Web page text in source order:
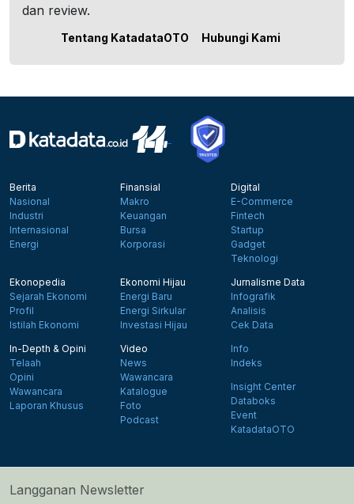
dan review.
Tentang KatadataOTO Hubungi Kami
Berita
Nasional
Industri
Internasional
Energi
Finansial
Makro
Keuangan
Bursa
Korporasi
Digital
E-Commerce
Fintech
Startup
Gadget
Teknologi
Ekonopedia
Sejarah Ekonomi
Profil
Istilah Ekonomi
Ekonomi Hijau
Energi Baru
Energi Sirkular
Investasi Hijau
Jurnalisme Data
Infografik
Analisis
Cek Data
In-Depth & Opini
Telaah
Opini
Wawancara
Laporan Khusus
Video
News
Wawancara
Katalogue
Foto
Podcast
Info
Indeks
Insight Center
Databoks
Event
KatadataOTO
Langganan Newsletter